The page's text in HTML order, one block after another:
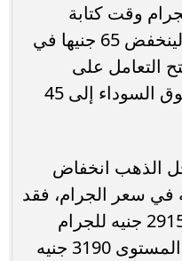
جنيه للجرام وقت كتابة
التقرير الفني لجولد بيليون لينخفض 65 جنيها في
التعامل على
الذهب بعد تراجع دولار السوق السوداء إلى 45
الذهب انخفاض
ليفقد 275 جنيه في سعر الجرام، فقد
أغلق تداولات الأسبوع عند 2915 جنيه للجرام
وكان قد افتتح الأسبوع عند المستوى 3190 جنيه